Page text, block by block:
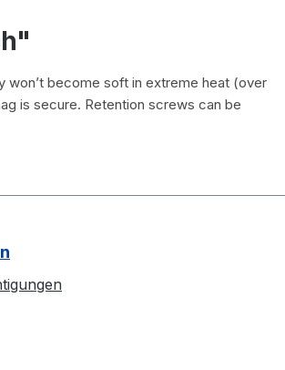
won’t become soft in extreme heat (over
is secure. Retention screws can be